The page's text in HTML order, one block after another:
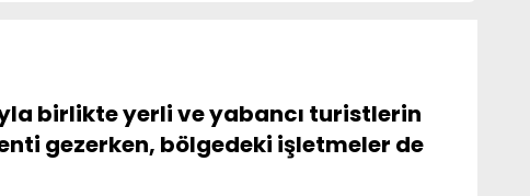
birlikte yerli ve yabancı turistlerin
gezerken, bölgedeki işletmeler de